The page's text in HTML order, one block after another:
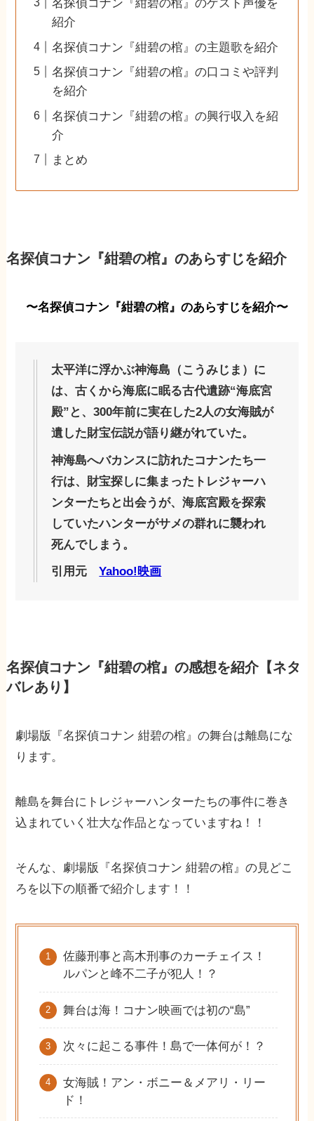
名探偵コナン『紺碧の棺』のゲスト声優を
紹介
名探偵コナン『紺碧の棺』の主題歌を紹介
名探偵コナン『紺碧の棺』の口コミや評判
を紹介
名探偵コナン『紺碧の棺』の興行収入を紹
介
まとめ
名探偵コナン『紺碧の棺』のあらすじを紹介
〜名探偵コナン『紺碧の棺』のあらすじを紹介〜
太平洋に浮かぶ神海島（こうみじま）に
は、古くから海底に眠る古代遺跡“海底宮
殿”と、300年前に実在した2人の女海賊が
遺した財宝伝説が語り継がれていた。
神海島へバカンスに訪れたコナンたち一
行は、財宝探しに集まったトレジャーハ
ンターたちと出会うが、海底宮殿を探索
していたハンターがサメの群れに襲われ
死んでしまう。
引用元 Yahoo!映画
名探偵コナン『紺碧の棺』の感想を紹介【ネタ
バレあり】
劇場版『名探偵コナン 紺碧の棺』の舞台は離島にな
ります。
離島を舞台にトレジャーハンターたちの事件に巻き
込まれていく壮大な作品となっていますね！！
そんな、劇場版『名探偵コナン 紺碧の棺』の見どこ
ろを以下の順番で紹介します！！
佐藤刑事と高木刑事のカーチェイス！
ルパンと峰不二子が犯人！？
舞台は海！コナン映画では初の“島”
次々に起こる事件！島で一体何が！？
女海賊！アン・ボニー＆メアリ・リー
ド！